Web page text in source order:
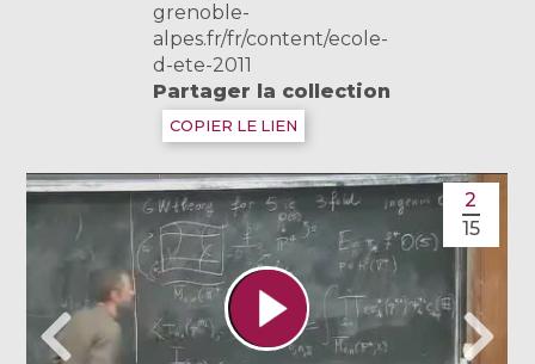
grenoble-
alpes.fr/fr/content/ecole-
d-ete-2011
Partager la collection
COPIER LE LIEN
2
15